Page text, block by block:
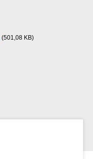
(501,08 KB)